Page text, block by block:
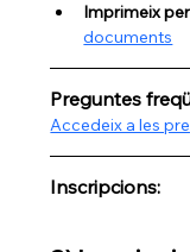
Imprimeix
documents
Preguntes
Accedeix a les
Inscripcions: